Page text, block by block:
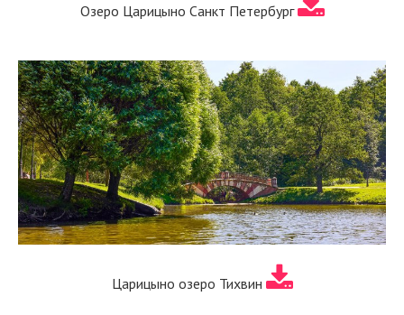
Озеро Царицыно Санкт Петербург
Царицыно озеро Тихвин